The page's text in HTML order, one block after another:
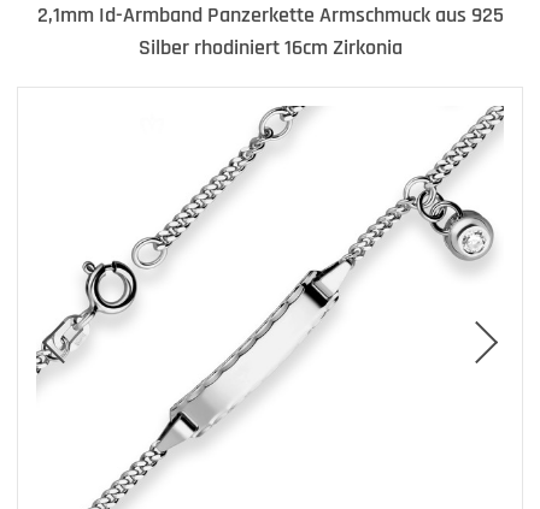
2,1mm Id-Armband Panzerkette Armschmuck aus 925
Silber rhodiniert 16cm Zirkonia